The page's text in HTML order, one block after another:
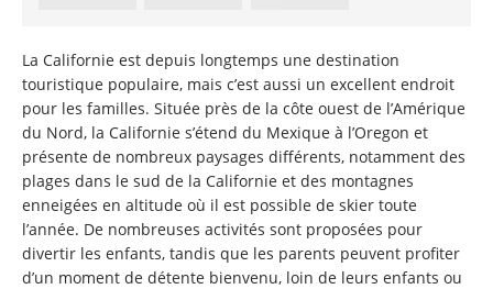
La Californie est depuis longtemps une destination
touristique populaire, mais c’est aussi un excellent endroit
pour les familles. Située près de la côte ouest de l’Amérique
du Nord, la Californie s’étend du Mexique à l’Oregon et
présente de nombreux paysages différents, notamment des
plages dans le sud de la Californie et des montagnes
enneigées en altitude où il est possible de skier toute
l’année. De nombreuses activités sont proposées pour
divertir les enfants, tandis que les parents peuvent profiter
d’un moment de détente bienvenu, loin de leurs enfants ou